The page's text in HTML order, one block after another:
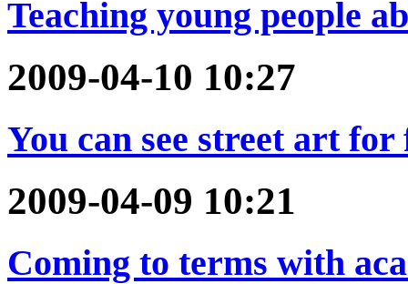
Teaching young people
2009-04-10 10:27
You can see street art
2009-04-09 10:21
Coming to terms with